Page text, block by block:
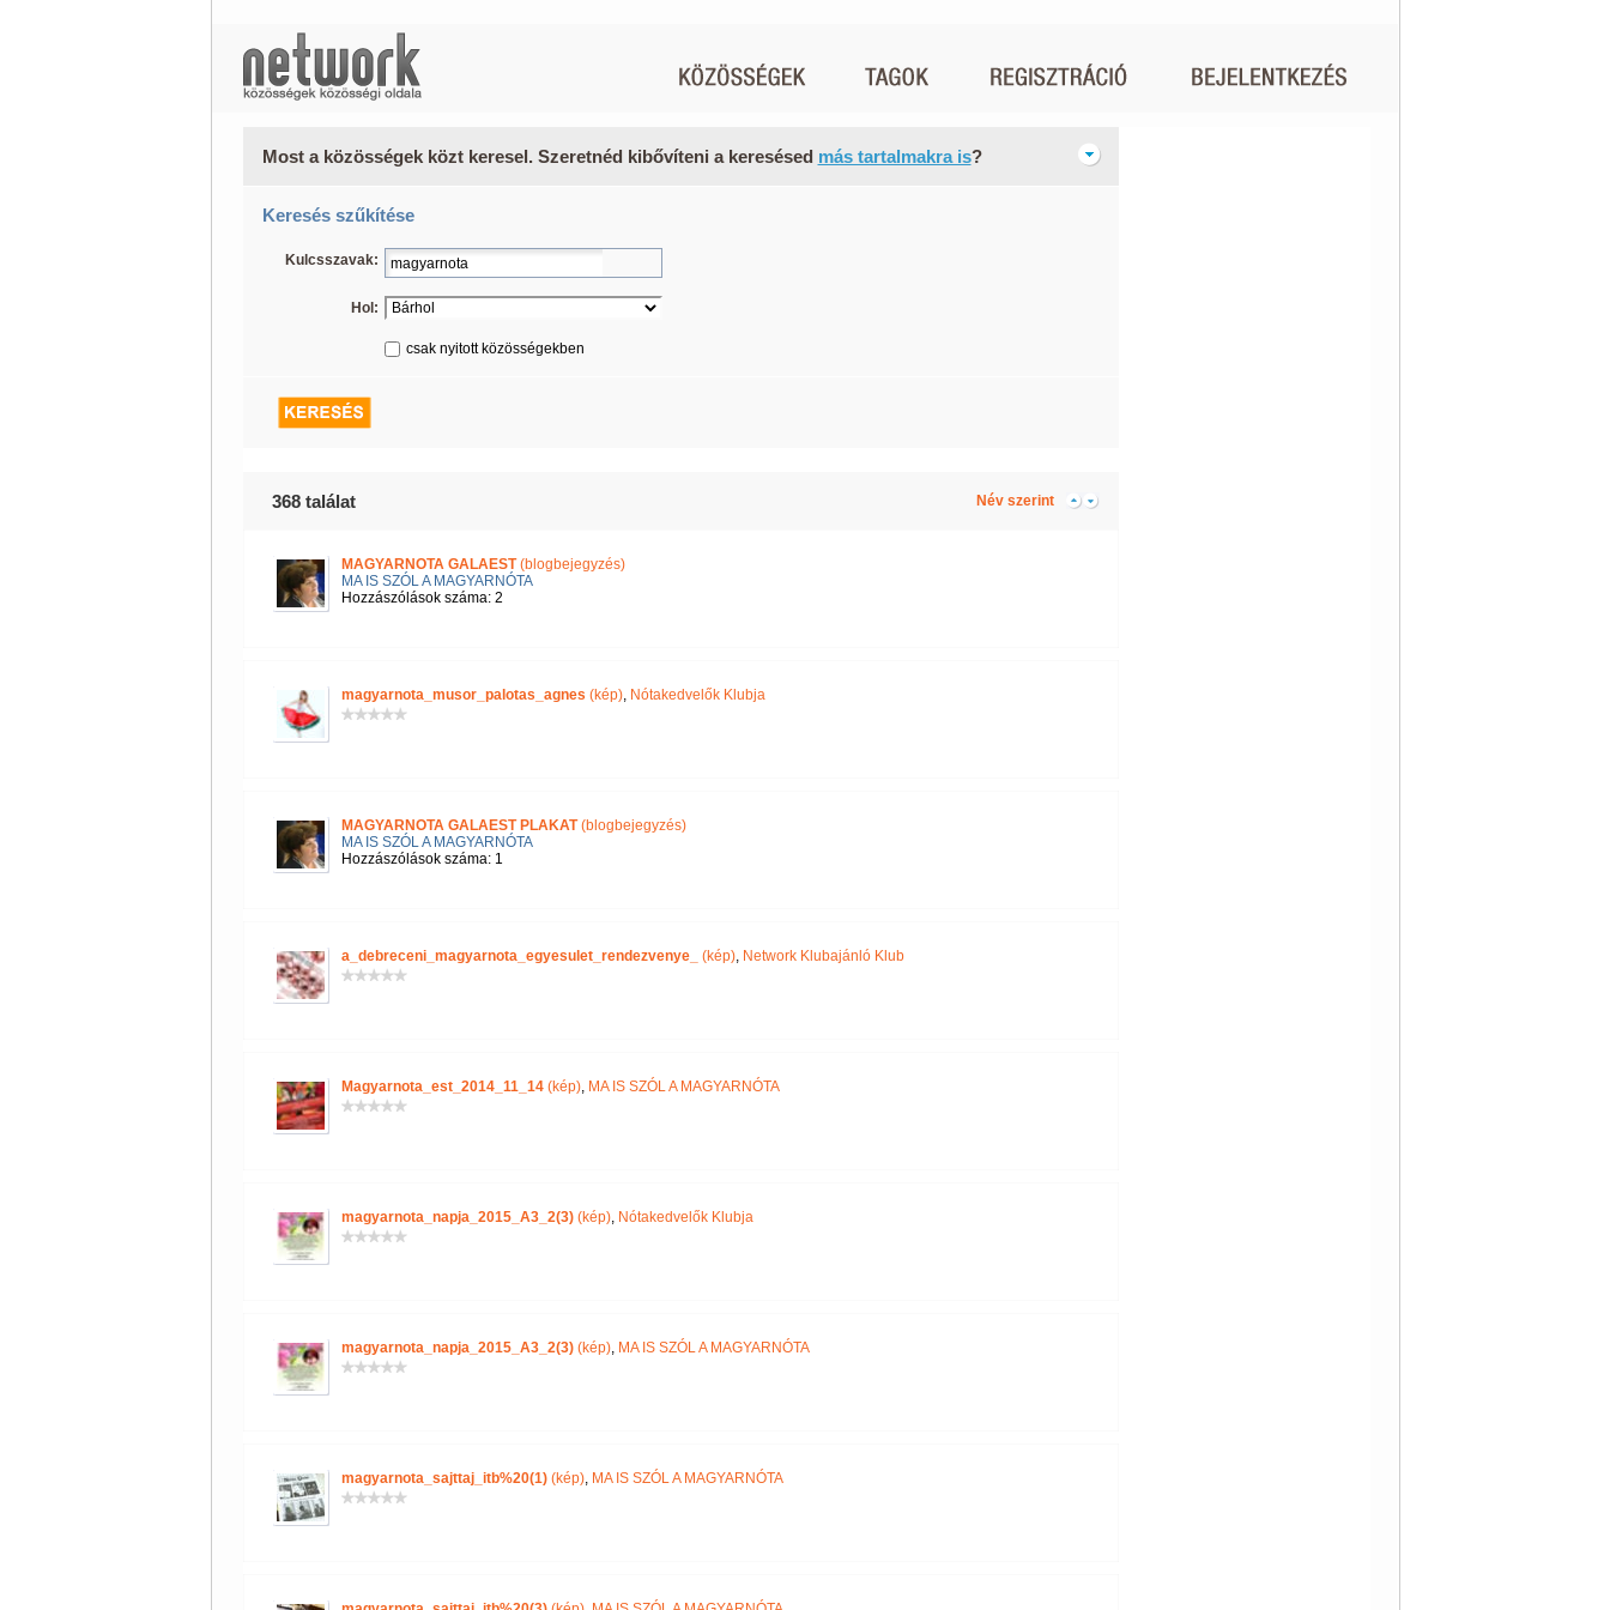
Most a közösségek közt keresel. Szeretnéd kibővíteni a keresésed más tartalmakra is?
Keresés szűkítése
Kulcsszavak:
Hol:
csak nyitott közösségekben
368 találat Név szerint
MAGYARNOTA GALAEST(blogbejegyzés)
MA IS SZÓL A MAGYARNÓTA
Hozzászólások száma: 2
magyarnota_musor_palotas_agnes (kép), Nótakedvelők Klubja
MAGYARNOTA GALAEST PLAKAT(blogbejegyzés)
MA IS SZÓL A MAGYARNÓTA
Hozzászólások száma: 1
a_debreceni_magyarnota_egyesulet_rendezvenye_ (kép), Network Klubajánló Klub
Magyarnota_est_2014_11_14(kép), MA IS SZÓL A MAGYARNÓTA
magyarnota_napja_2015_A3_2(3)(kép), Nótakedvelők Klubja
magyarnota_napja_2015_A3_2(3)(kép), MA IS SZÓL A MAGYARNÓTA
magyarnota_sajttaj_itb%20(1)(kép), MA IS SZÓL A MAGYARNÓTA